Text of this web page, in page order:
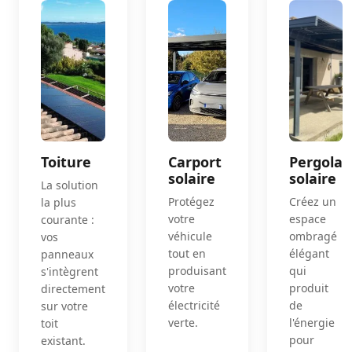
Toiture
La solution
la plus
courante :
vos
panneaux
s'intègrent
directement
sur votre
toit
existant.
Carport
solaire
Protégez
votre
véhicule
tout en
produisant
votre
électricité
verte.
Pergola
solaire
Créez un
espace
ombragé
élégant
qui
produit
de
l'énergie
pour